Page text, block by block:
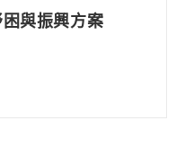
與振興方案